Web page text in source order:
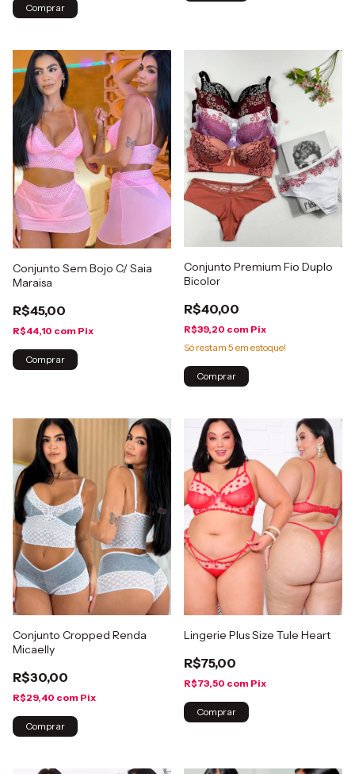
Comprar
Conjunto Sem Bojo C/ Saia
Maraisa
R$45,00
R$44,10 com Pix
Comprar
Conjunto Premium Fio Duplo
Bicolor
R$40,00
R$39,20 com Pix
Só restam 5 em estoque!
Comprar
Conjunto Cropped Renda
Micaelly
R$30,00
R$29,40 com Pix
Comprar
Lingerie Plus Size Tule Heart
R$75,00
R$73,50 com Pix
Comprar